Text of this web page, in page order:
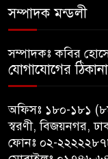
সম্পাদক মন্ডলী
সম্পাদকঃ কবির
যোগাযোগের ঠিকানা
অফিসঃ ১৮০-১৮১
স্বরণী, বিজয়নগর,
ফোনঃ ০২-